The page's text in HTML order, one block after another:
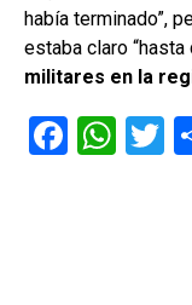
había terminado”,
estaba claro “hasta
militares en la
F
W T